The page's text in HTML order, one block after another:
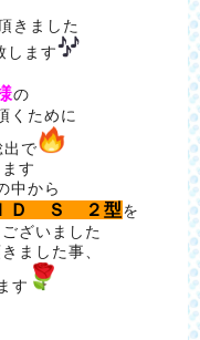
きました
します
の
くために
出で
す
中から
Ｄ Ｓ ２型を
ざいました
ました事、
す